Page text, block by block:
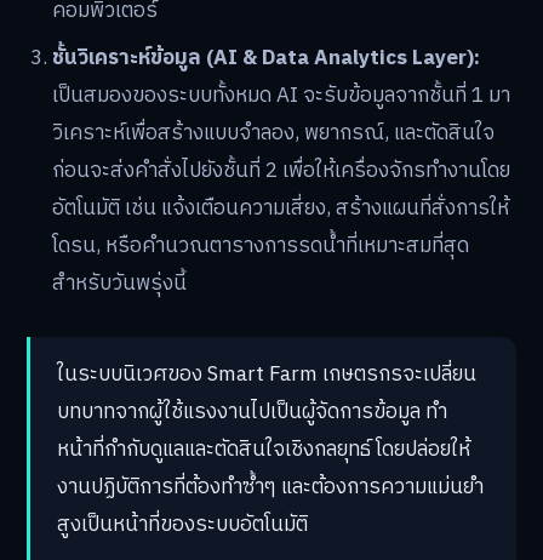
คอมพิวเตอร์
ชั้นวิเคราะห์ข้อมูล (AI & Data Analytics Layer):
เป็นสมองของระบบทั้งหมด AI จะรับข้อมูลจากชั้นที่ 1 มา
วิเคราะห์เพื่อสร้างแบบจำลอง, พยากรณ์, และตัดสินใจ
ก่อนจะส่งคำสั่งไปยังชั้นที่ 2 เพื่อให้เครื่องจักรทำงานโดย
อัตโนมัติ เช่น แจ้งเตือนความเสี่ยง, สร้างแผนที่สั่งการให้
โดรน, หรือคำนวณตารางการรดน้ำที่เหมาะสมที่สุด
สำหรับวันพรุ่งนี้
ในระบบนิเวศของ Smart Farm เกษตรกรจะเปลี่ยน
บทบาทจากผู้ใช้แรงงานไปเป็นผู้จัดการข้อมูล ทำ
หน้าที่กำกับดูแลและตัดสินใจเชิงกลยุทธ์ โดยปล่อยให้
งานปฏิบัติการที่ต้องทำซ้ำๆ และต้องการความแม่นยำ
สูงเป็นหน้าที่ของระบบอัตโนมัติ